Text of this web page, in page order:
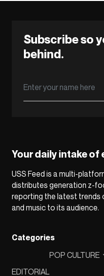
Subscribe so
behind.
Your daily intake
USS Feed is a multi-
distributes generation z-
reporting the latest trends
and music to its audience.
Categories
EDITORIAL
POP CULTURE